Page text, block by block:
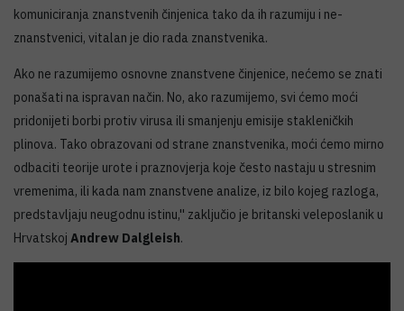
komuniciranja znanstvenih činjenica tako da ih razumiju i ne-
znanstvenici, vitalan je dio rada znanstvenika.
Ako ne razumijemo osnovne znanstvene činjenice, nećemo se znati
ponašati na ispravan način. No, ako razumijemo, svi ćemo moći
pridonijeti borbi protiv virusa ili smanjenju emisije stakleničkih
plinova. Tako obrazovani od strane znanstvenika, moći ćemo mirno
odbaciti teorije urote i praznovjerja koje često nastaju u stresnim
vremenima, ili kada nam znanstvene analize, iz bilo kojeg razloga,
predstavljaju neugodnu istinu,'' zaključio je britanski veleposlanik u
Hrvatskoj Andrew Dalgleish.